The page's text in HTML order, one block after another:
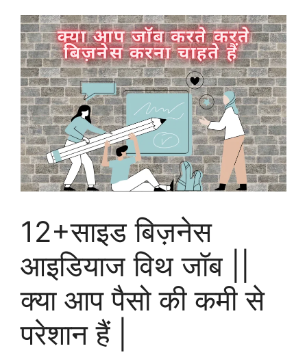
12+साइड बिज़नेस
आइडियाज विथ जॉब ||
क्या आप पैसो की कमी से
परेशान हैं |